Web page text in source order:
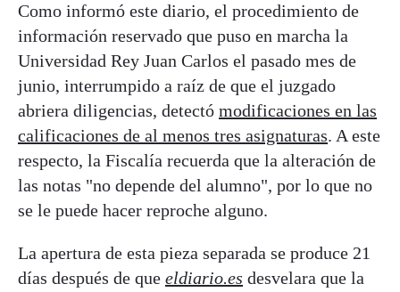
Como informó este diario, el procedimiento de
información reservado que puso en marcha la
Universidad Rey Juan Carlos el pasado mes de
junio, interrumpido a raíz de que el juzgado
abriera diligencias, detectó modificaciones en las
calificaciones de al menos tres asignaturas. A este
respecto, la Fiscalía recuerda que la alteración de
las notas "no depende del alumno", por lo que no
se le puede hacer reproche alguno.
La apertura de esta pieza separada se produce 21
días después de que eldiario.es desvelara que la